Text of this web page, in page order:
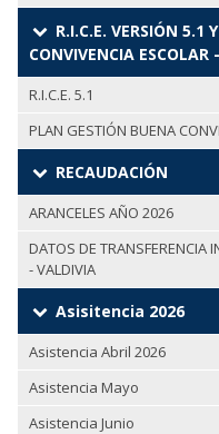
R.I.C.E. VERSIÓN 5.1
CONVIVENCIA
R.I.C.E. 5.1
PLAN GESTIÓN BUENA
RECAUDACIÓN
ARANCELES AÑO 2026
DATOS DE TRANSFERENCIA
- VALDIVIA
Asisitencia 2026
Asistencia Abril 2026
Asistencia Mayo
Asistencia Junio